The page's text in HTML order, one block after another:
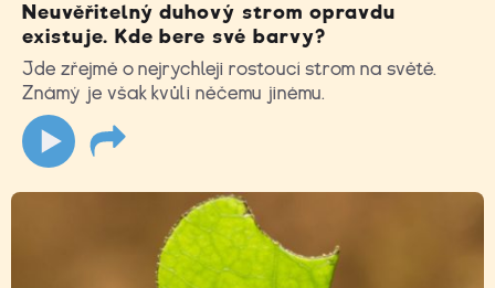
Neuvěřitelný duhový strom opravdu
existuje. Kde bere své barvy?
Jde zřejmě o nejrychleji rostoucí strom na světě.
Známý je však kvůli něčemu jinému.